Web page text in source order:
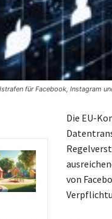
für Facebook, Instagram
Die EU-
von